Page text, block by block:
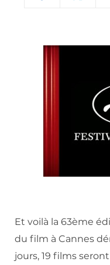
Et voilà la 63ème
du film à Cannes
jours, 19 films